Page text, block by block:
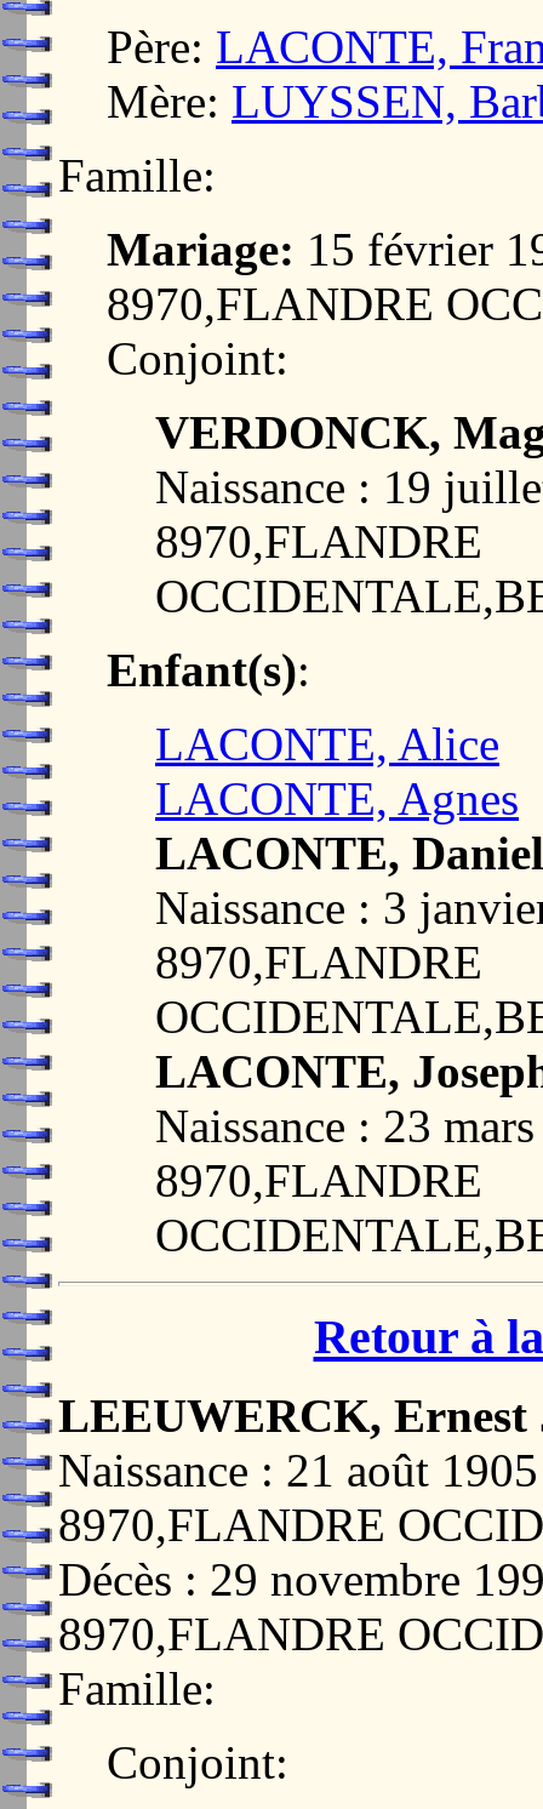
Père: LACONTE,
Mère: LUYSSEN,
Famille:
Mariage: 15 février
8970,FLANDRE
Conjoint:
VERDONCK,
Naissance : 19
8970,FLANDRE
Enfant(s):
LACONTE, Alice
LACONTE, Agnes
LACONTE, Daniel
Naissance : 3
8970,FLANDRE
LACONTE,
Naissance : 23
8970,FLANDRE
Retour à
LEEUWERCK, Ernest
Naissance : 21 août
8970,FLANDRE
Décès : 29 novembre
8970,FLANDRE
Famille:
Conjoint: